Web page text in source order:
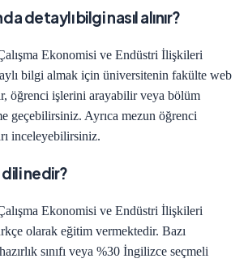
detaylı bilgi nasıl alınır?
Ekonomisi ve Endüstri İlişkileri
bilgi almak için üniversitenin fakülte web
öğrenci işlerini arayabilir veya bölüm
geçebilirsiniz. Ayrıca mezun öğrenci
inceleyebilirsiniz.
nedir?
Ekonomisi ve Endüstri İlişkileri
olarak eğitim vermektedir. Bazı
sınıfı veya %30 İngilizce seçmeli